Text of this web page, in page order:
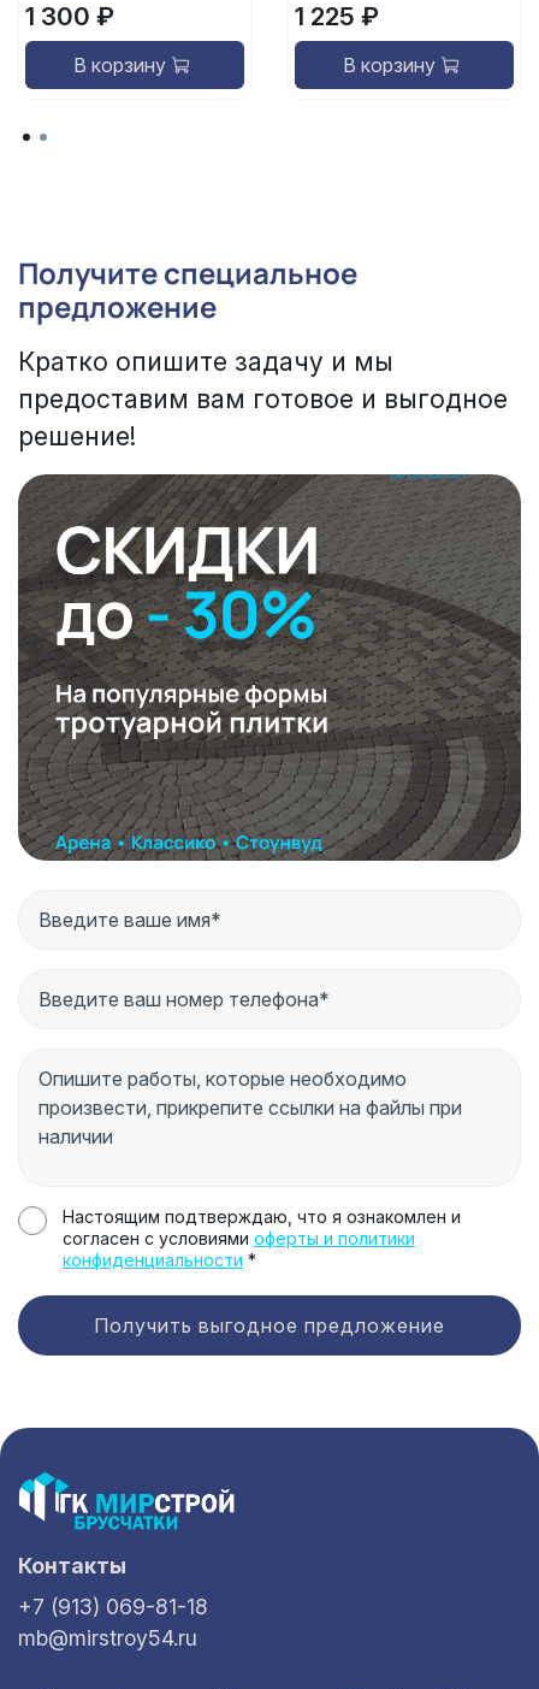
1 300 ₽
В корзину
1 225 ₽
В корзину
Получите специальное
предложение
Кратко опишите задачу и мы
предоставим вам готовое и выгодное
решение!
Настоящим подтверждаю, что я ознакомлен и
согласен с условиями оферты и политики
конфиденциальности *
Получить выгодное предложение
Контакты
+7 (913) 069-81-18
mb@mirstroy54.ru